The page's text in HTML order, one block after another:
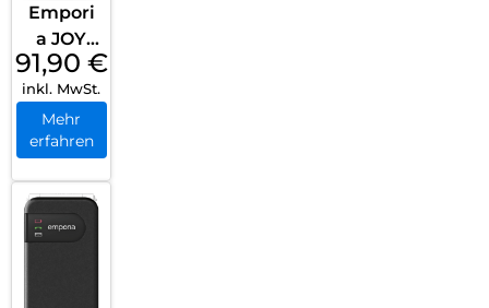
Empori
a JOY
Rot
91,90 €
inkl. MwSt.
Mehr
erfahren